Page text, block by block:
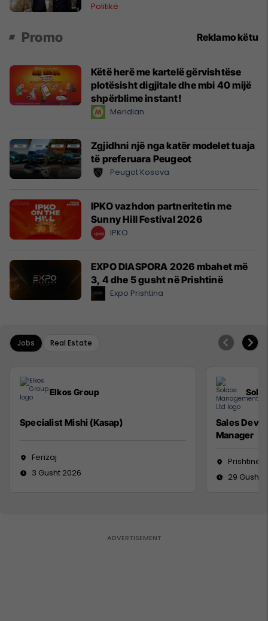
Politikë
Promo Reklamo këtu
Këtë herë me kartelë gërvishtëse
plotësisht digjitale dhe mbi 40 mijë
shpërblime instant!
Meridian
Zgjidhni një nga katër modelet tuaja
të preferuara Peugeot
Peugot Kosova
IPKO vazhdon partneritetin me
Sunny Hill Festival 2026
IPKO
EXPO DIASPORA 2026 mbahet më
3, 4 dhe 5 gusht në Prishtinë
Expo Prishtina
Jobs Real Estate
Elkos Group
Specialist Mishi (Kasap)
Ferizaj
3 Gusht 2026
Sales
Manager
Prishtinë
29 Gusht